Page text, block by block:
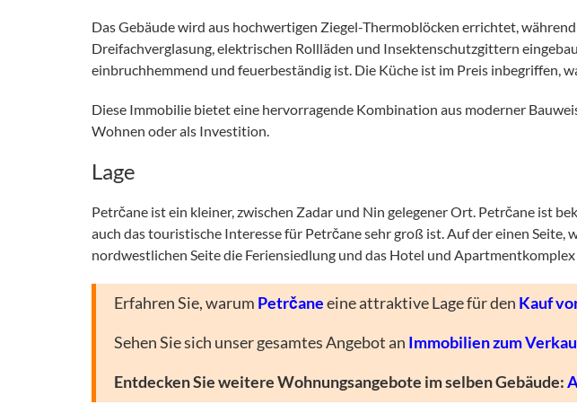
Das Gebäude wird aus hochwertigen Ziegel-Thermoblöcken errichtet,
Dreifachverglasung, elektrischen Rollläden und Insektenschutzgittern
einbruchhemmend und feuerbeständig ist. Die Küche ist im Preis inbegriffen,
Diese Immobilie bietet eine hervorragende Kombination aus moderner
Wohnen oder als Investition.
Lage
Petrčane ist ein kleiner, zwischen Zadar und Nin gelegener Ort. Petrčane ist
auch das touristische Interesse für Petrčane sehr groß ist. Auf der einen
nordwestlichen Seite die Feriensiedlung und das Hotel und Apartmentkomplex
Erfahren Sie, warum Petrčaneeine attraktive Lage für den Kauf
Sehen Sie sich unser gesamtes Angebot an Immobilien zum
Entdecken Sie weitere Wohnungsangebote im selben Gebäude: